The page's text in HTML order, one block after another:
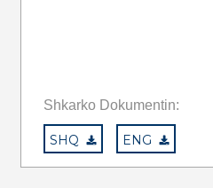
Shkarko Dokumentin:
SHQ ENG